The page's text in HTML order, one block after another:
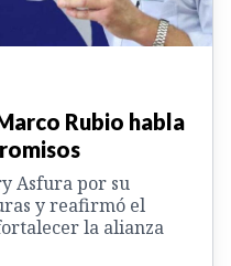
Rubio habla
Asfura por su
y reafirmó el
la alianza